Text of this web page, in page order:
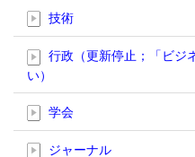
技術
行政（更新停止；「ビジ
い）
学会
ジャーナル